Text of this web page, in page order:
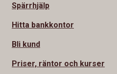
Spärrhjälp
Hitta bankkontor
Bli kund
Priser, räntor och kurser